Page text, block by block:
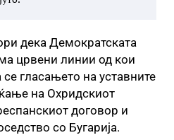
дека Демократската
црвени линии од кои
гласањето на уставните
на Охридскиот
договор и
со Бугарија.